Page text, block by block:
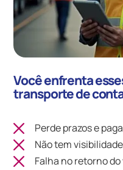
Você enfrenta
transporte de
Perde prazos e
Não tem
Falha no retorno do